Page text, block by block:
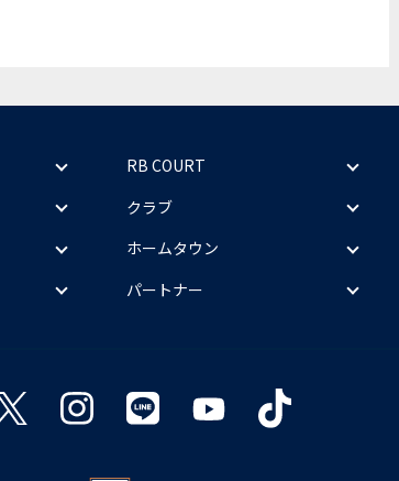
RB COURT
クラブ
ホームタウン
パートナー